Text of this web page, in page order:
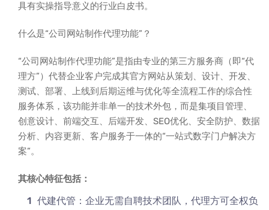
具有实操指导意义的行业白皮书。
什么是“公司网站制作代理功能”？
“公司网站制作代理功能”是指由专业的第三方服务商（即“代
理方”）代替企业客户完成其官方网站从策划、设计、开发、
测试、部署、上线到后期运维与优化等全流程工作的综合性
服务体系，该功能并非单一的技术外包，而是集项目管理、
创意设计、前端交互、后端开发、SEO优化、安全防护、数据
分析、内容更新、客户服务于一体的“一站式数字门户解决方
案”。
其核心特征包括：
代建代管：企业无需自聘技术团队，代理方可全权负